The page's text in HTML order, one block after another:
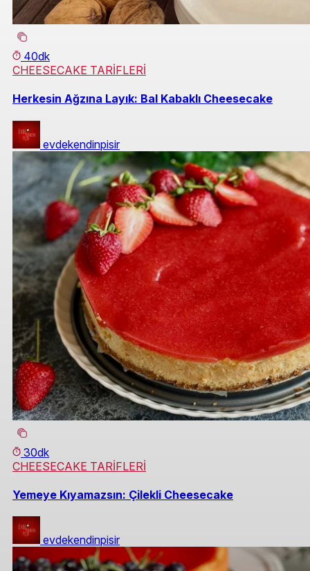
40dk
CHEESECAKE TARİFLERİ
Herkesin Ağzına Layık: Bal Kabaklı Cheesecake
evdekendinpisir
30dk
CHEESECAKE TARİFLERİ
Yemeye Kıyamazsın: Çilekli Cheesecake
evdekendinpisir